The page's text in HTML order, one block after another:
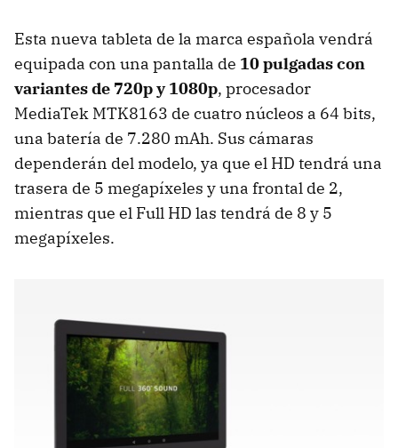
Esta nueva tableta de la marca española vendrá
equipada con una pantalla de 10 pulgadas con
variantes de 720p y 1080p, procesador
MediaTek MTK8163 de cuatro núcleos a 64 bits,
una batería de 7.280 mAh. Sus cámaras
dependerán del modelo, ya que el HD tendrá una
trasera de 5 megapíxeles y una frontal de 2,
mientras que el Full HD las tendrá de 8 y 5
megapíxeles.